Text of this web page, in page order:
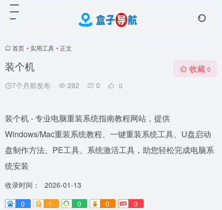
首页 • 实用工具 • 正文
装个机
7个月前发布 292 0 0
收藏 0
装个机 - 专业电脑重装系统指南教程网站，提供
Windows/Mac重装系统教程、一键重装系统工具、U盘启动
盘制作方法、PE工具、系统激活工具，助您轻松完成电脑系
统安装
收录时间：
2026-01-13
0
1- 0 0 0